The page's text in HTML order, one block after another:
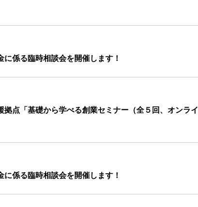
に係る臨時相談会を開催します！
拠点「基礎から学べる創業セミナー（全５回、オンライ
に係る臨時相談会を開催します！